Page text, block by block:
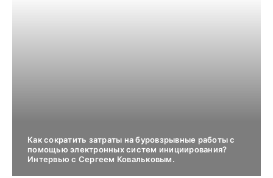
Как сократить затраты на буровзрывные работы с
помощью электронных систем инициирования?
Интервью с Сергеем Ковальковым.